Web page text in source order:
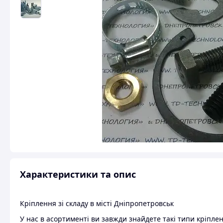
Характеристики та опис
Кріплення зі складу в місті Дніпропетровськ
У нас в асортименті ви завжди знайдете такі типи